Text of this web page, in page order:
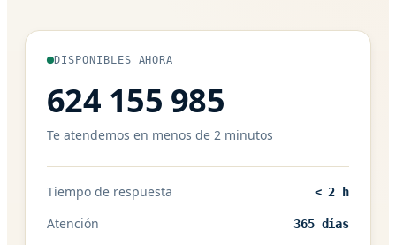
DISPONIBLES AHORA
624 155 985
Te atendemos en menos de 2 minutos
Tiempo de respuesta < 2 h
Atención 365 días